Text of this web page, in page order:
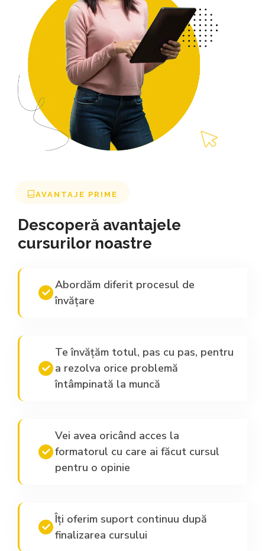
AVANTAJE PRIME
Descoperă avantajele
cursurilor noastre
Abordăm diferit procesul de
învățare
Te învățăm totul, pas cu pas, pentru
a rezolva orice problemă
întâmpinată la muncă
Vei avea oricând acces la
formatorul cu care ai făcut cursul
pentru o opinie
Îți oferim suport continuu după
finalizarea cursului